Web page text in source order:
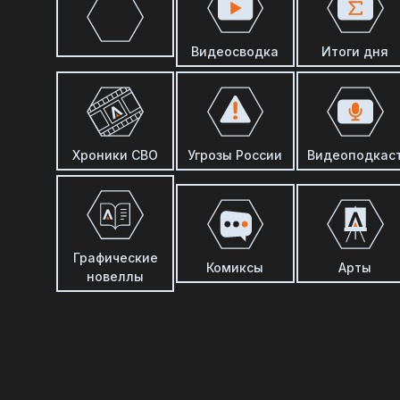
Видеосводка Итоги дня
Хроники СВО Угрозы России
Графические
новеллы
Комиксы Арты